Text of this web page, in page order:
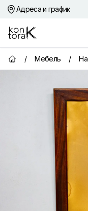
Адреса и график
Контора К
Главная страница
/ Мебель /